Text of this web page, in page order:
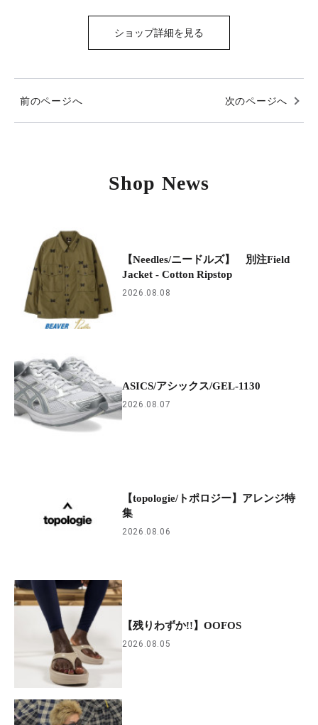
ショップ詳細を見る
前のページへ 次のページへ
Shop News
【Needles/ニードルズ】 別注Field
Jacket - Cotton Ripstop
2026.08.08
ASICS/アシックス/GEL-1130
2026.08.07
【topologie/トポロジー】アレンジ特
集
2026.08.06
【残りわずか!!】OOFOS
2026.08.05